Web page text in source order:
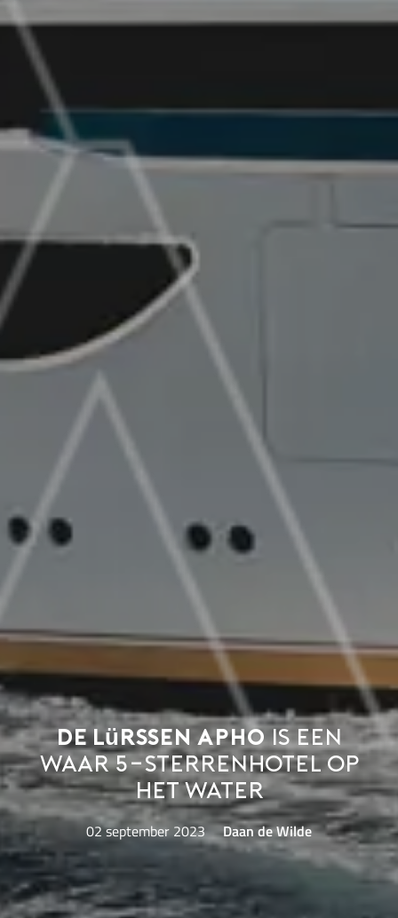
De Lürssen Aphois een
waar 5-sterrenhotel op
het water
02 september 2023 Daan de Wilde